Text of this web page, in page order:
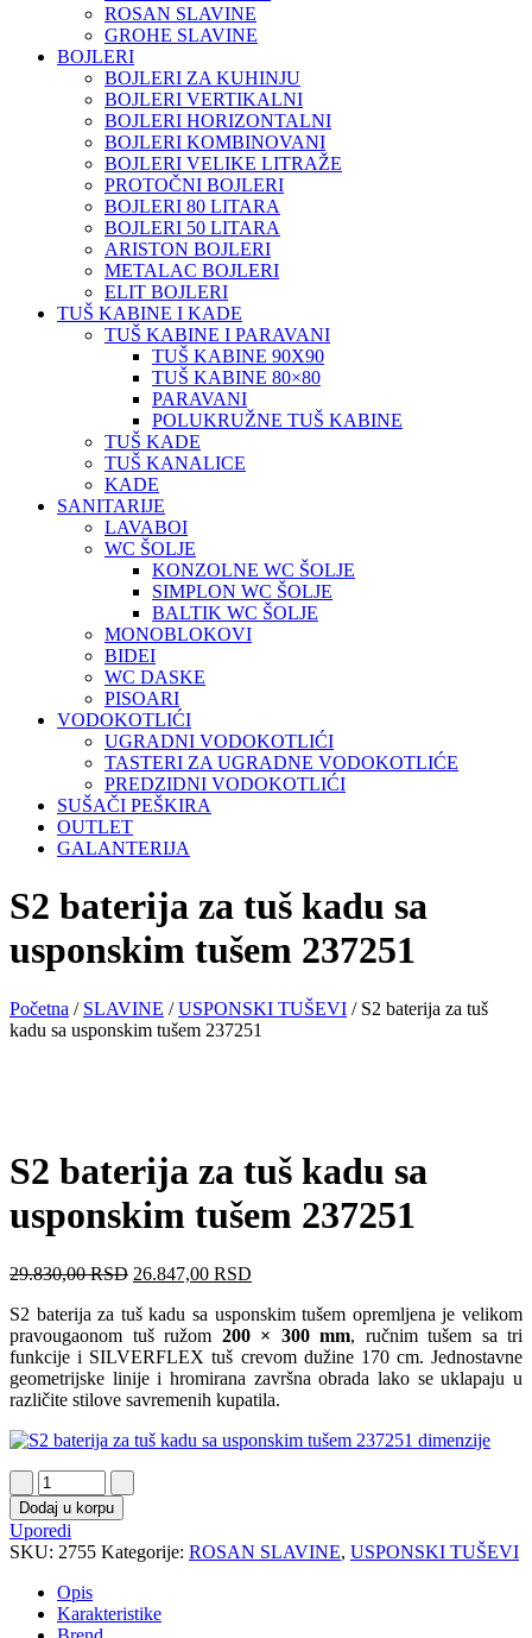
ROSAN SLAVINE
GROHE SLAVINE
BOJLERI
BOJLERI ZA KUHINJU
BOJLERI VERTIKALNI
BOJLERI HORIZONTALNI
BOJLERI KOMBINOVANI
BOJLERI VELIKE LITRAŽE
PROTOČNI BOJLERI
BOJLERI 80 LITARA
BOJLERI 50 LITARA
ARISTON BOJLERI
METALAC BOJLERI
ELIT BOJLERI
TUŠ KABINE I KADE
TUŠ KABINE I PARAVANI
TUŠ KABINE 90X90
TUŠ KABINE 80×80
PARAVANI
POLUKRUŽNE TUŠ KABINE
TUŠ KADE
TUŠ KANALICE
KADE
SANITARIJE
LAVABOI
WC ŠOLJE
KONZOLNE WC ŠOLJE
SIMPLON WC ŠOLJE
BALTIK WC ŠOLJE
MONOBLOKOVI
BIDEI
WC DASKE
PISOARI
VODOKOTLIĆI
UGRADNI VODOKOTLIĆI
TASTERI ZA UGRADNE VODOKOTLIĆE
PREDZIDNI VODOKOTLIĆI
SUŠAČI PEŠKIRA
OUTLET
GALANTERIJA
S2 baterija za tuš kadu sa
usponskim tušem 237251
Početna / SLAVINE /USPONSKI TUŠEVI / S2 baterija za tuš
kadu sa usponskim tušem 237251
S2 baterija za tuš kadu sa
usponskim tušem 237251
29.830,00RSD 26.847,00 RSD
S2 baterija za tuš kadu sa usponskim tušem opremljena je velikom
pravougaonom tuš ružom 200 × 300 mm, ručnim tušem sa tri
funkcije i SILVERFLEX tuš crevom dužine 170 cm. Jednostavne
geometrijske linije i hromirana završna obrada lako se uklapaju u
različite stilove savremenih kupatila.
Dodaj u korpu
Uporedi
SKU: 2755 Kategorije: ROSAN SLAVINE, USPONSKI TUŠEVI
Opis
Karakteristike